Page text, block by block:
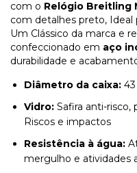
com o Relógio Breitling
com detalhes preto, Ideal
Um Clássico da marca e
confeccionado em aço
durabilidade e
Diâmetro da caixa:
Vidro: Safira anti-risco,
Riscos e impactos
Resistência à água:
mergulho e atividades